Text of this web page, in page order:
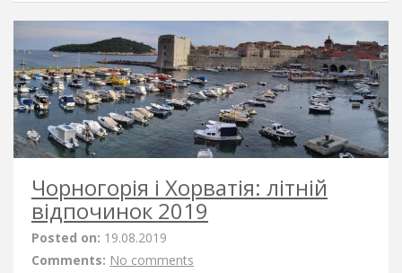
Чорногорія і Хорватія: літній
відпочинок 2019
Posted on: 19.08.2019
Comments: No comments